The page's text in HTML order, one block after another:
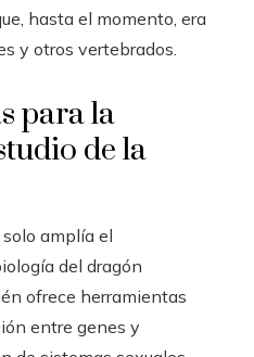
hasta el momento, era
y otros vertebrados.
para la
de la
amplía el
del dragón
ofrece herramientas
entre genes y